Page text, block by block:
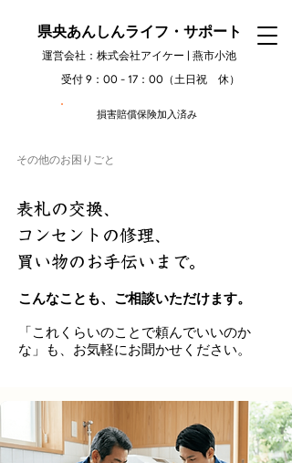
県央あんしんライフ・サポート
運営会社：株式会社アイケー | 燕市小池
受付 9：00 - 17：00（土日祝 休）
損害賠償保険加入済み
その他のお困りごと
表札の交換、
コンセントの修理、
買い物のお手伝いまで。
こんなことも、ご相談いただけます。
「これくらいのことで頼んでいいのか
な」も、お気軽にお聞かせください。